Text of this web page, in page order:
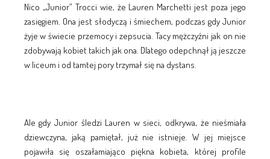
Nico „Junior” Trocci wie, że Lauren Marchetti jest poza jego
zasięgiem. Ona jest słodyczą i śmiechem, podczas gdy Junior
żyje w świecie przemocy i zepsucia. Tacy mężczyźni jak on nie
zdobywają kobiet takich jak ona. Dlatego odepchnął ją jeszcze
w liceum i od tamtej pory trzymał się na dystans.
Ale gdy Junior śledzi Lauren w sieci, odkrywa, że nieśmiała
dziewczyna, jaką pamiętał, już nie istnieje. W jej miejsce
pojawiła się oszałamiająco piękna kobieta, której profile